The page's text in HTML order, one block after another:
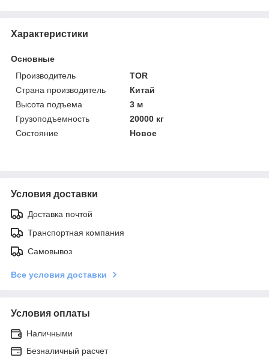
Характеристики
Основные
Производитель
TOR
Страна производитель
Китай
Высота подъема
3 м
Грузоподъемность
20000 кг
Состояние
Новое
Условия доставки
Доставка почтой
Транспортная компания
Самовывоз
Все условия доставки
Условия оплаты
Наличными
Безналичный расчет